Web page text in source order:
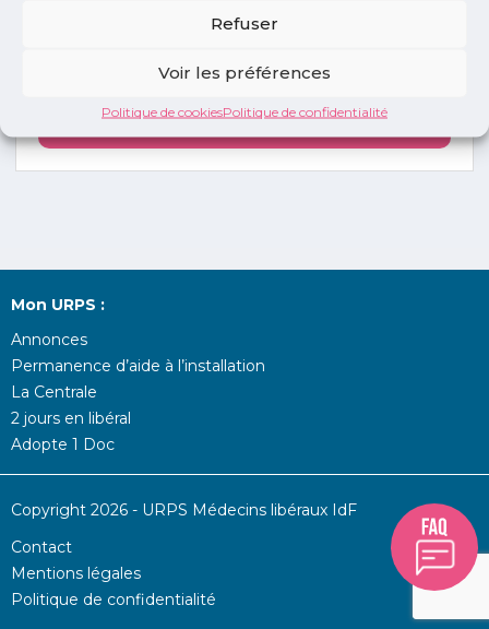
Refuser
Voir les préférences
Politique de cookiesPolitique de confidentialité
annonces
Mon URPS :
Annonces
Permanence d’aide à l’installation
La Centrale
2 jours en libéral
Adopte 1 Doc
Copyright 2026 - URPS Médecins libéraux IdF
Contact
Mentions légales
Politique de confidentialité